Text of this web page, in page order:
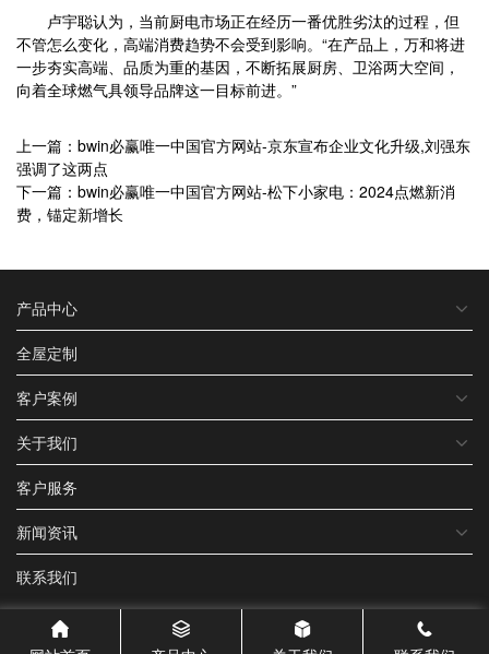
卢宇聪认为，当前厨电市场正在经历一番优胜劣汰的过程，但
不管怎么变化，高端消费趋势不会受到影响。“在产品上，万和将进
一步夯实高端、品质为重的基因，不断拓展厨房、卫浴两大空间，
向着全球燃气具领导品牌这一目标前进。”
上一篇：bwin必赢唯一中国官方网站-京东宣布企业文化升级,刘强东
强调了这两点
下一篇：bwin必赢唯一中国官方网站-松下小家电：2024点燃新消
费，锚定新增长
产品中心
全屋定制
客户案例
关于我们
客户服务
新闻资讯
联系我们